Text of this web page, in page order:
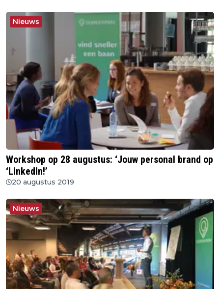
Nieuws
Workshop op 28 augustus: ‘Jouw personal brand op
‘LinkedIn!’
20 augustus 2019
Nieuws